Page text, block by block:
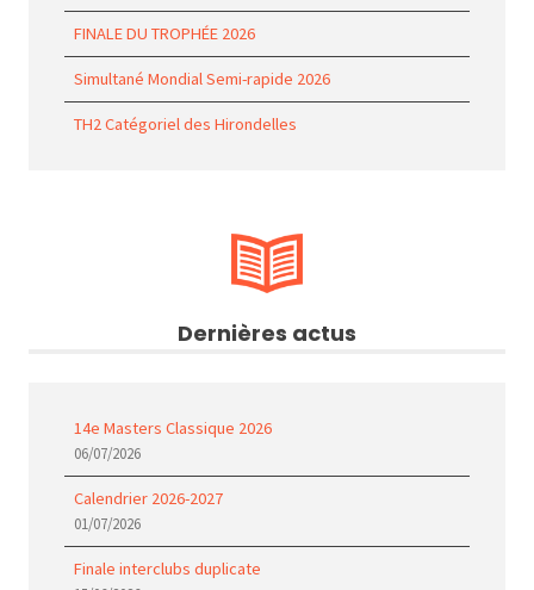
FINALE DU TROPHÉE 2026
Simultané Mondial Semi-rapide 2026
TH2 Catégoriel des Hirondelles
Dernières actus
14e Masters Classique 2026
06/07/2026
Calendrier 2026-2027
01/07/2026
Finale interclubs duplicate